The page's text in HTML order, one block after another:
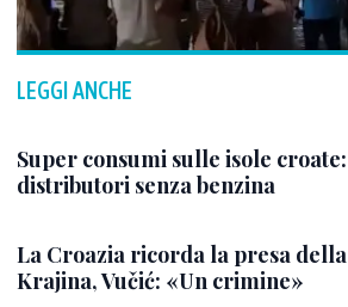
LEGGI ANCHE
Super consumi sulle isole croate:
distributori senza benzina
La Croazia ricorda la presa della
Krajina, Vučić: «Un crimine»